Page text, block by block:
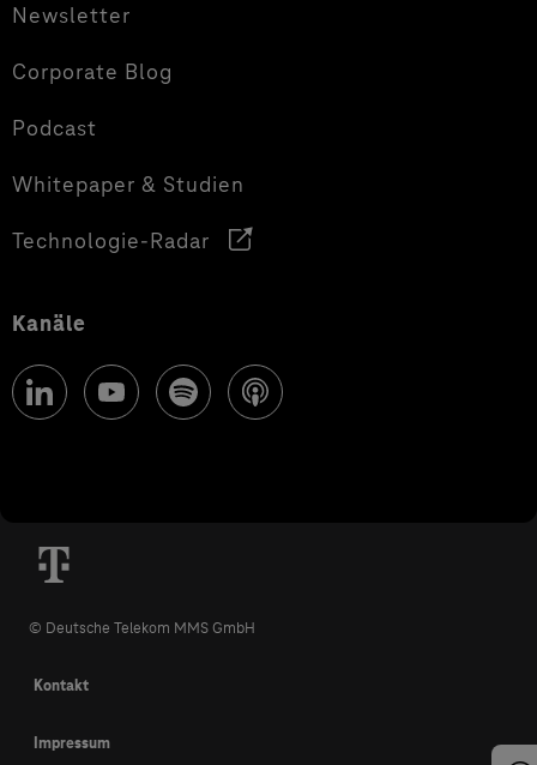
Newsletter
Corporate Blog
Podcast
Whitepaper & Studien
Technologie-Radar
Kanäle
© Deutsche Telekom MMS GmbH
Kontakt
Impressum